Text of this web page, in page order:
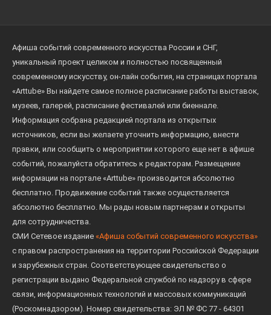
Афиша событий современного искусства России и СНГ,
уникальный проект целиком и полностью посвященный
современному искусству, он-лайн события, на страницах портала
«Arttube» Вы найдете самое полное расписание работы выставок,
музеев, галерей, расписание фестивалей или биеннале.
Информация собрана редакцией портала из открытых
источников, если вы желаете уточнить информацию, внести
правки, или сообщить о мероприятии которого еще нет в афише
событий, пожалуйста обратитесь к редакторам. Размещение
информации на портале «Arttube» производится абсолютно
бесплатно. Продвижение событий также осуществляется
абсолютно бесплатно. Мы рады новым партнерам и открыты
для сотрудничества.
СМИ Сетевое издание «Афиша событий современного искусства»
с правом распространения на территории Российской Федерации
и зарубежных стран. Соответствующее свидетельство о
регистрации выдано Федеральной службой по надзору в сфере
связи, информационных технологий и массовых коммуникаций
(Роскомнадзором). Номер свидетельства: ЭЛ № ФС 77 - 64301